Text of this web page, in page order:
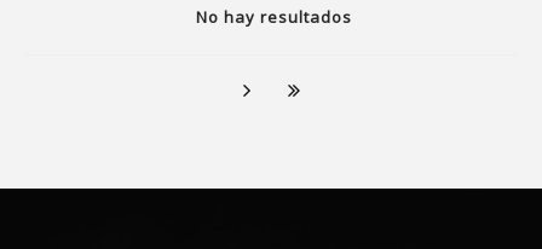
No hay resultados